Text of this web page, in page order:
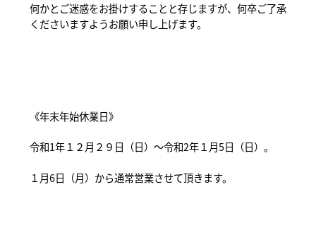
何かとご迷惑をお掛けすることと存じますが、何卒ご了承
くださいますようお願い申し上げます。
《年末年始休業日》
令和1年１２月２９日（日）～令和2年１月5日（日）。
１月6日（月）から通常営業させて頂きます。